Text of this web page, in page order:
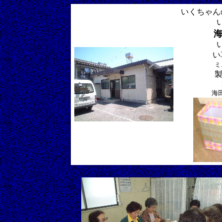
いくちゃ
海